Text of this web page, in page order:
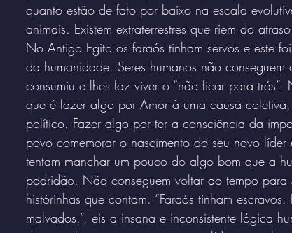
quanto estão de fato por baixo na escala
animais. Existem extraterrestres que riem do
No Antigo Egito os faraós tinham servos e este
da humanidade. Seres humanos não
consumiu e lhes faz viver o “não ficar para
que é fazer algo por Amor à uma causa
político. Fazer algo por ter a consciência da
povo comemorar o nascimento do seu novo
tentam manchar um pouco do algo bom que a
podridão. Não conseguem voltar ao tempo
histórinhas que contam. “Faraós tinham
malvados.”, eis a insana e inconsistente lógica